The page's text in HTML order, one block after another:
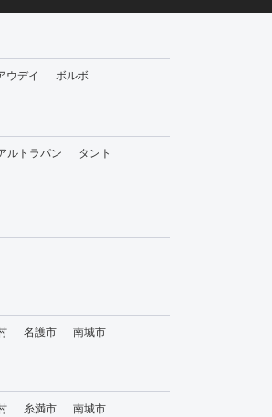
ウデイ ボルボ
ルトラパン
タント
名護市 南城市
糸満市
南城市